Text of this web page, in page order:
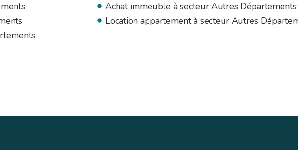
Achat immeuble à secteur Autres Départements
Location appartement à secteur Autres